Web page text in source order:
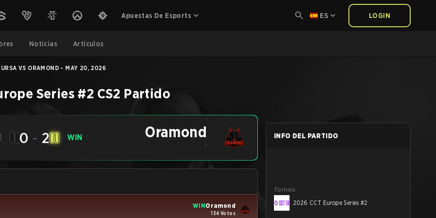
Apuestas De Esports ES LOGIN
Noticias Artículos
URSA VS ORAMOND - MAY 20, 2026
Series #2 CS2 Partido
0 - 2 WIN Oramond
-
WINOramond
134 Votos
INFO DEL PARTIDO
Torneo
2026 CCT Europe Series #2